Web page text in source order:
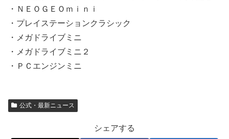
・ＮＥＯＧＥＯｍｉｎｉ
・プレイステーションクラシック
・メガドライブミニ
・メガドライブミニ２
・ＰＣエンジンミニ
公式・最新ニュース
シェアする